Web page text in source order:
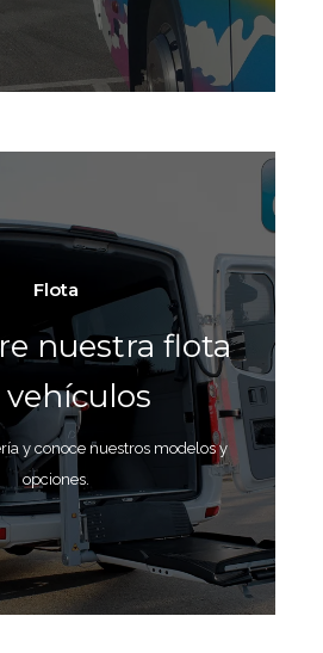
Flota
nuestra flota
vehículos
y conoce nuestros modelos y
opciones.